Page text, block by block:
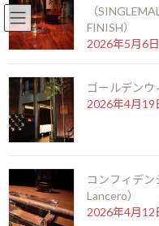
コ
ン
ツ
へ
ッ
プ
ナ
ー
シ
ョ
移
動
HOME
お知らせ
マルス信州蒸留所限定 マルスモ
Blended Malt Whisky)
（
FINISH）
2026年5月6日
ゴールデン
2026年4月19
コンフィデ
Lancero）
2026年4月12